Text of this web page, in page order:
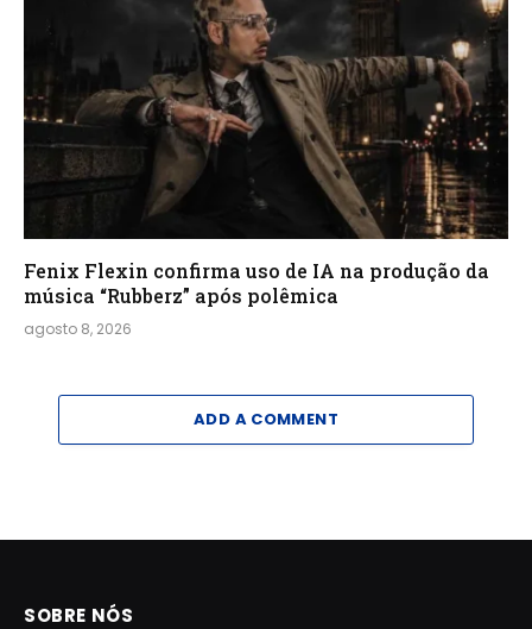
Fenix Flexin confirma uso de IA na produção da
música “Rubberz” após polêmica
agosto 8, 2026
ADD A COMMENT
SOBRE NÓS